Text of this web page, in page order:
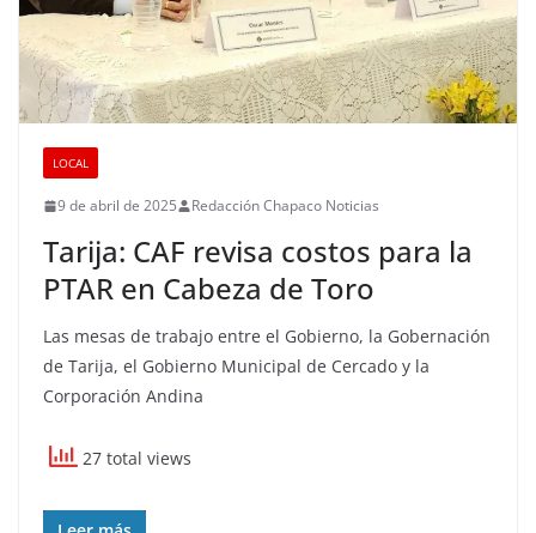
LOCAL
9 de abril de 2025 Redacción Chapaco Noticias
Tarija: CAF revisa costos para la
PTAR en Cabeza de Toro
Las mesas de trabajo entre el Gobierno, la Gobernación
de Tarija, el Gobierno Municipal de Cercado y la
Corporación Andina
27 total views